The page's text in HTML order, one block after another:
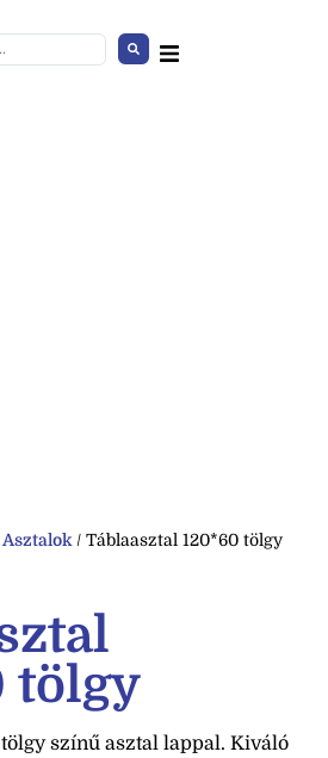
Asztalok / Táblaasztal 120*60 tölgy
tölgy
színű asztal lappal. Kiváló